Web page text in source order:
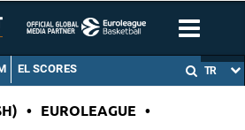
EL SCORES TR
• EUROLEAGUE •